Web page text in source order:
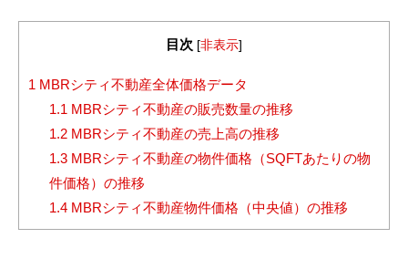
目次 [非表示]
1 MBRシティ不動産全体価格データ
1.1 MBRシティ不動産の販売数量の推移
1.2MBRシティ不動産の売上高の推移
1.3MBRシティ不動産の物件価格（SQFTあたりの物
件価格）の推移
1.4MBRシティ不動産物件価格（中央値）の推移